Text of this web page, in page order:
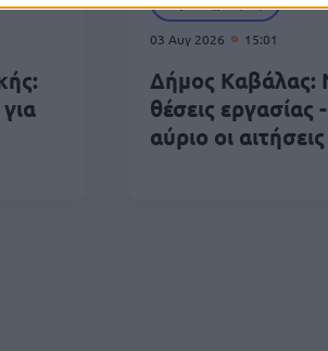
03 Αυγ 2026 15:01
Δήμος Καβάλας:
θέσεις εργασίας
αύριο οι αιτήσεις